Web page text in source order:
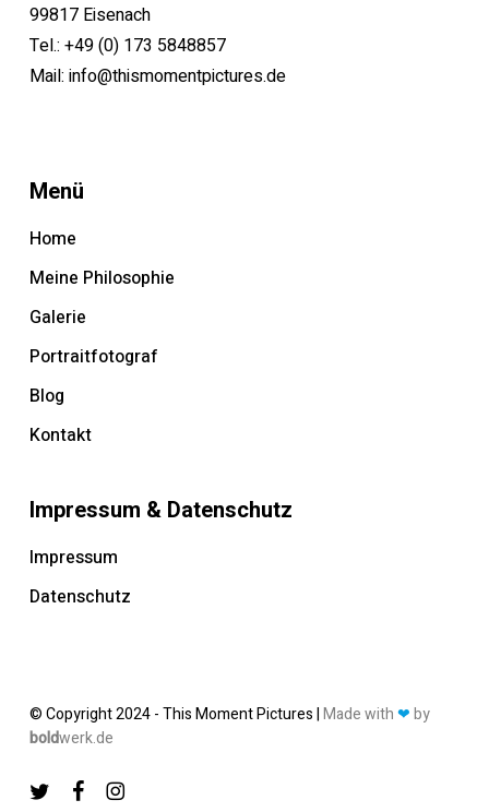
99817 Eisenach
Tel.: +49 (0) 173 5848857
Mail: info@thismomentpictures.de
Menü
Home
Meine Philosophie
Galerie
Portraitfotograf
Blog
Kontakt
Impressum & Datenschutz
Impressum
Datenschutz
© Copyright 2024 - This Moment Pictures |Made with❤by
boldwerk.de
twitterfacebookinstagram